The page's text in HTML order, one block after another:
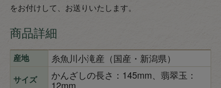
をお付けして、お送りいたします。
商品詳細
産地 糸魚川小滝産（国産・新潟県）
サイズ
かんざしの長さ：145mm、翡翠玉：
12mm